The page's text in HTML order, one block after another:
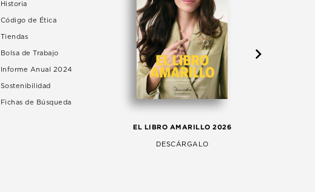
Historia
Código de Ética
Tiendas
Bolsa de Trabajo
Informe Anual 2024
Sostenibilidad
Fichas de Búsqueda
EL LIBRO AMARILLO 2026
DESCÁRGALO